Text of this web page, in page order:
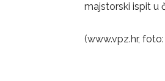
majstorski ispit u
(www.vpz.hr,